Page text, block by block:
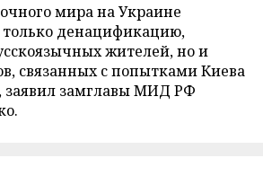
мира на Украине
только денацификацию,
жителей, но и
связанных с попытками Киева
заявил замглавы МИД РФ